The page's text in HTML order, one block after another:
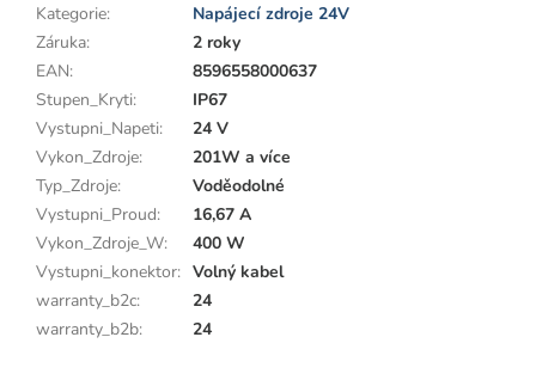
Kategorie:
Napájecí zdroje 24V
Záruka:
2 roky
EAN:
8596558000637
Stupen_Kryti:
IP67
Vystupni_Napeti:
24 V
Vykon_Zdroje:
201W a více
Typ_Zdroje:
Voděodolné
Vystupni_Proud:
16,67 A
Vykon_Zdroje_W:
400 W
Vystupni_konektor: Volný kabel
warranty_b2c:
24
warranty_b2b: 24